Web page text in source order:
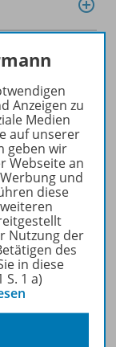
Anzeigen zu
Medien
auf unserer
geben wir
Webseite an
und
diese
Nutzung der
des
in diese
1 a)